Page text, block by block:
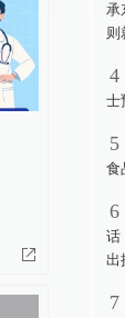
承
则
4
士
5
食
6
话
出
7